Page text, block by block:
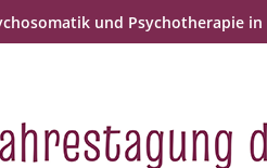
und Psychotherapie in